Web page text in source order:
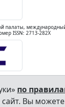
палаты,
ISSN: 2713-282X
по
Вы